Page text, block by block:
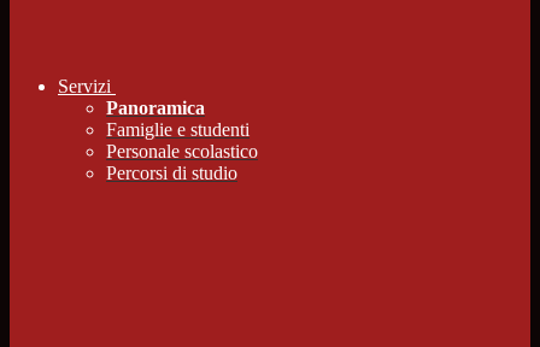
Servizi
Panoramica
Famiglie e studenti
Personale scolastico
Percorsi di studio